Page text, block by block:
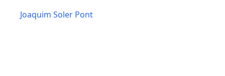
Joaquim Soler Pont